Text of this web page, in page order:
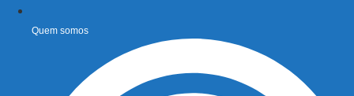
Quem somos